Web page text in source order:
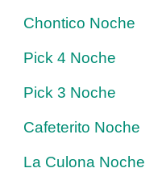
Chontico Noche
Pick 4 Noche
Pick 3 Noche
Cafeterito Noche
La Culona Noche